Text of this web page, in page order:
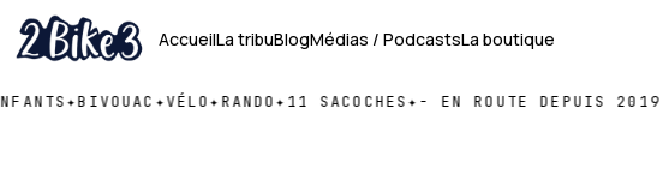
Aller
AccueilLa tribuBlogMédias /PodcastsLa boutique
✦BIVOUAC✦VÉLO✦RANDO✦11 SACOCHES✦- EN ROUTE DEPUIS 2019 -